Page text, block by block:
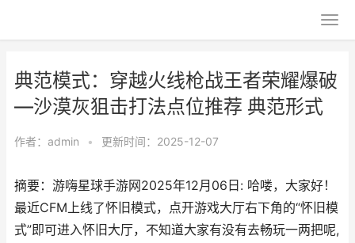
典范模式：穿越火线枪战王者荣耀爆破
—沙漠灰狙击打法点位推荐 典范形式
作者： admin • 更新时间：2025-12-07
摘要：游嗨星球手游网2025年12月06日: 哈喽，大家好！
最近CFM上线了怀旧模式，点开游戏大厅右下角的“怀旧模
式”即可进入怀旧大厅，不知道大家有没有去畅玩一两把呢,